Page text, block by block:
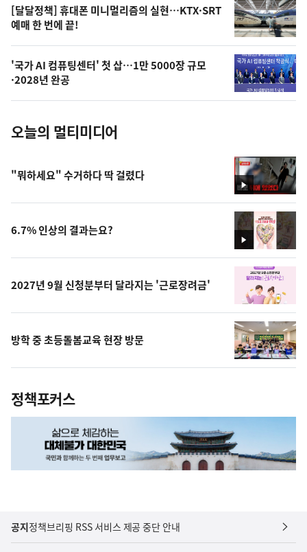
오
늘
의
사
진
[달달정책] 휴대폰 미니멀리즘의 실현…KTX·SRT
예매 한 번에 끝!
'국가 AI 컴퓨팅센터' 첫 삽…1만 5000장 규모
·2028년 완공
오늘의 멀티미디어
영
상
"뭐하세요" 수거하다 딱 걸렸다
영
상
6.7% 인상의 결과는요?
2027년 9월 신청분부터 달라지는 '근로장려금'
방학 중 초등돌봄교육 현장 방문
정책포커스
공지정책브리핑 RSS 서비스 제공 중단 안내